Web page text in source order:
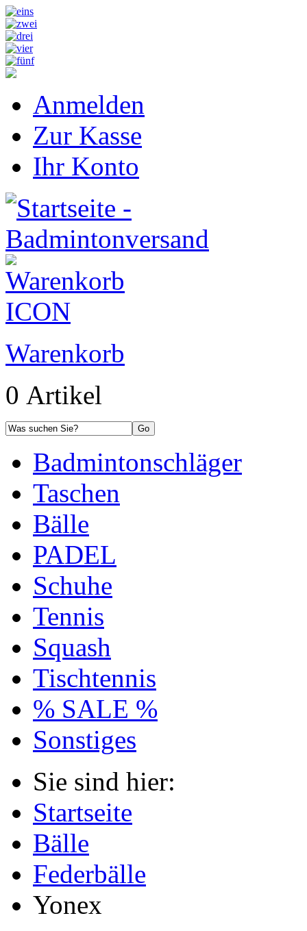
Anmelden
Zur Kasse
Ihr Konto
Warenkorb
0 Artikel
Badmintonschläger
Taschen
Bälle
PADEL
Schuhe
Tennis
Squash
Tischtennis
% SALE %
Sonstiges
Sie sind hier:
Startseite
Bälle
Federbälle
Yonex